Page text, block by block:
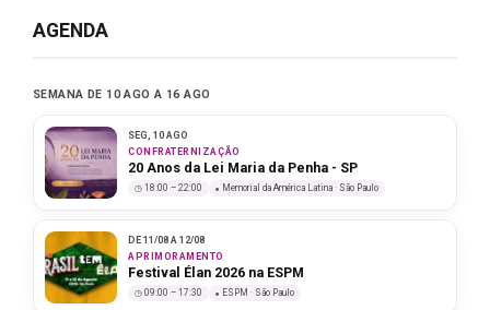
AGENDA
SEMANA DE 10 AGO A 16 AGO
SEG, 10 AGO
CONFRATERNIZAÇÃO
20 Anos da Lei Maria da Penha - SP
18:00 – 22:00 Memorial da América Latina · São Paulo
DE 11/08 A 12/08
APRIMORAMENTO
Festival Élan 2026 na ESPM
09:00 – 17:30 ESPM · São Paulo